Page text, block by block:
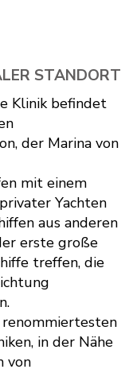
STANDORT
Klinik befindet
der Marina von
mit einem
Yachten
aus anderen
erste große
treffen, die
in der Nähe
von